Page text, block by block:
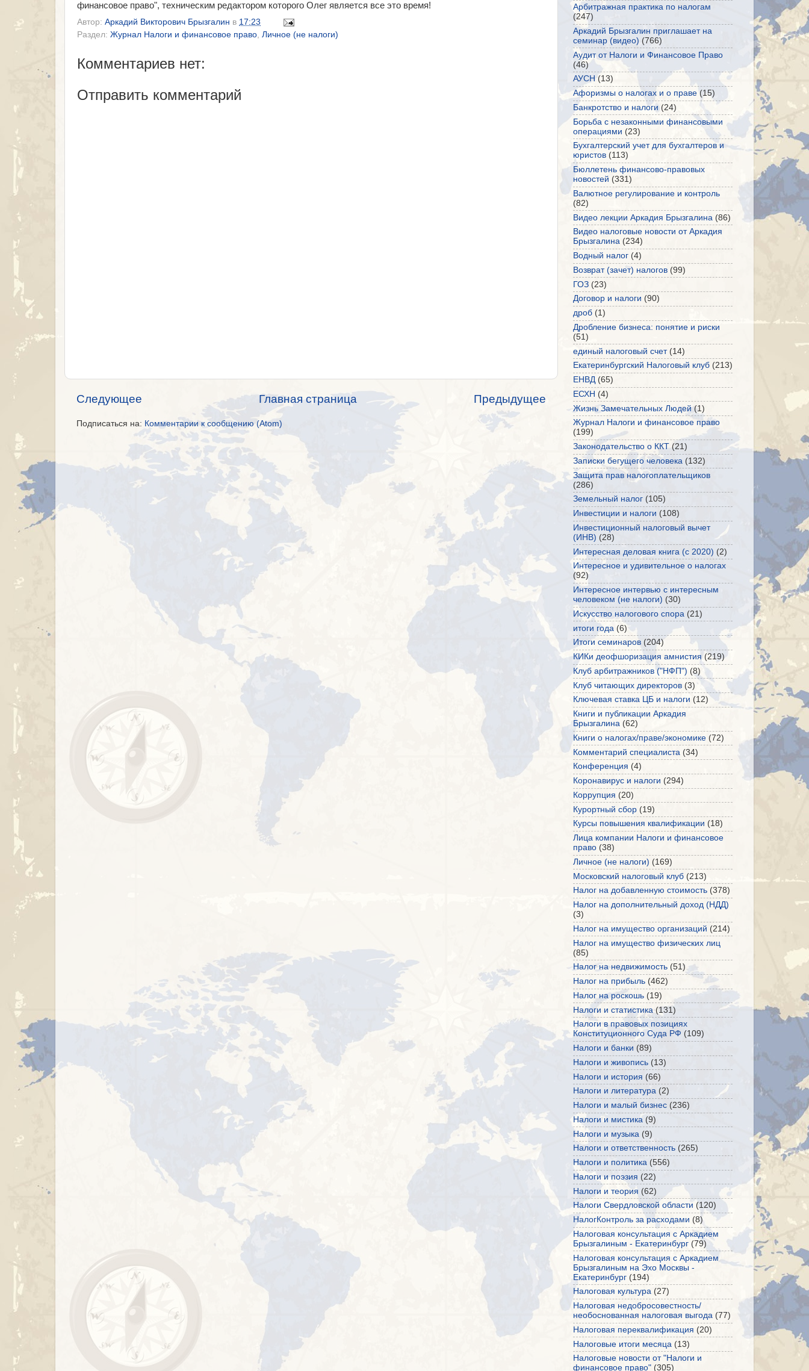
финансовое право", техническим редактором которого Олег является все это время!
Автор: Аркадий Викторович Брызгалин в 17:23
Раздел: Журнал Налоги и финансовое право Личное (не налоги)
Комментариев нет:
Отправить комментарий
Следующее Предыдущее
Главная страница
Подписаться на: Комментарии к сообщению (Atom)
Арбитражная практика по налогам
(247)
Аркадий Брызгалин приглашает на
семинар (видео) (766)
Аудит от Налоги и Финансовое Право
(46)
АУСН (13)
Афоризмы о налогах и о праве (15)
Банкротство и налоги (24)
Борьба с незаконными финансовыми
операциями (23)
Бухгалтерский учет для бухгалтеров и
юристов (113)
Бюллетень финансово-правовых
новостей (331)
Валютное регулирование и контроль
(82)
Видео лекции Аркадия Брызгалина (86)
Видео налоговые новости от Аркадия
Брызгалина (234)
Водный налог (4)
Возврат (зачет) налогов (99)
ГОЗ (23)
Договор и налоги (90)
дроб (1)
Дробление бизнеса: понятие и риски
(51)
единый налоговый счет (14)
Екатеринбургский Налоговый клуб (213)
ЕНВД (65)
ЕСХН (4)
Жизнь Замечательных Людей (1)
Журнал Налоги и финансовое право
(199)
Законодательство о ККТ (21)
Записки бегущего человека (132)
Защита прав налогоплательщиков
(286)
Земельный налог (105)
Инвестиции и налоги (108)
Инвестиционный налоговый вычет
(ИНВ) (28)
Интересная деловая книга (с 2020) (2)
Интересное и удивительное о налогах
(92)
Интересное интервью с интересным
человеком (не налоги) (30)
Искусство налогового спора (21)
итоги года (6)
Итоги семинаров (204)
КИКи деофшоризация амнистия (219)
Клуб арбитражников ("НФП") (8)
Клуб читающих директоров (3)
Ключевая ставка ЦБ и налоги (12)
Книги и публикации Аркадия
Брызгалина (62)
Книги о налогах/праве/экономике (72)
Комментарий специалиста (34)
Конференция (4)
Коронавирус и налоги (294)
Коррупция (20)
Курортный сбор (19)
Курсы повышения квалификации (18)
Лица компании Налоги и финансовое
право (38)
Личное (не налоги) (169)
Московский налоговый клуб (213)
Налог на добавленную стоимость (378)
Налог на дополнительный доход (НДД)
(3)
Налог на имущество организаций (214)
Налог на имущество физических лиц
(85)
Налог на недвижимость (51)
Налог на прибыль (462)
Налог на роскошь (19)
Налоги и статистика (131)
Налоги в правовых позициях
Конституционного Суда РФ (109)
Налоги и банки (89)
Налоги и живопись (13)
Налоги и история (66)
Налоги и литература (2)
Налоги и малый бизнес (236)
Налоги и мистика (9)
Налоги и музыка (9)
Налоги и ответственность (265)
Налоги и политика (556)
Налоги и поэзия (22)
Налоги и теория (62)
Налоги Свердловской области (120)
НалогКонтроль за расходами (8)
Налоговая консультация с Аркадием
Брызгалиным - Екатеринбург (79)
Налоговая консультация с Аркадием
Брызгалиным на Эхо Москвы -
Екатеринбург (194)
Налоговая культура (27)
Налоговая недобросовестность/
необоснованная налоговая выгода (77)
Налоговая переквалификация (20)
Налоговые итоги месяца (13)
Налоговые новости от "Налоги и
финансовое право" (305)